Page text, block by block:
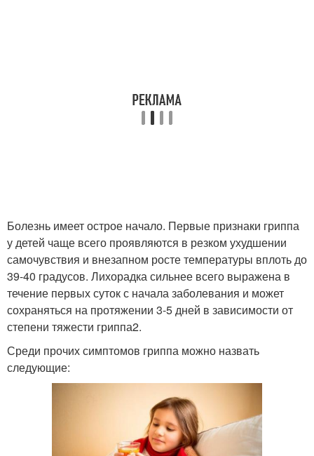
Болезнь имеет острое начало. Первые признаки гриппа
у детей чаще всего проявляются в резком ухудшении
самочувствия и внезапном росте температуры вплоть до
39-40 градусов. Лихорадка сильнее всего выражена в
течение первых суток с начала заболевания и может
сохраняться на протяжении 3-5 дней в зависимости от
степени тяжести гриппа2.
Среди прочих симптомов гриппа можно назвать
следующие: